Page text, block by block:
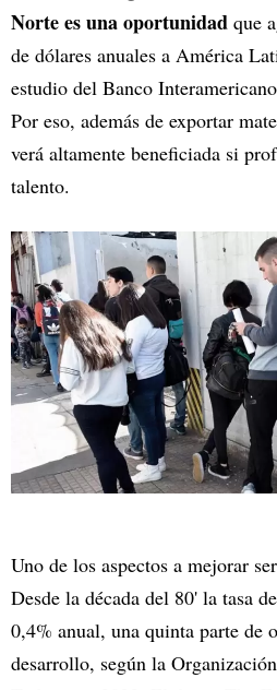
Norte es una oportunidad que
de dólares anuales a América
estudio del Banco
Por eso, además de exportar
verá altamente beneficiada si
talento.
Uno de los aspectos a mejorar
Desde la década del 80' la tasa
0,4% anual, una quinta parte de
desarrollo, según la